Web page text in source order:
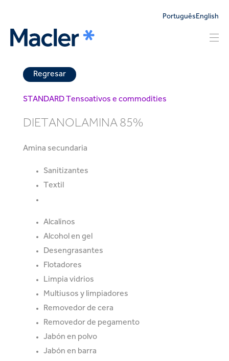
Português English
Regresar
STANDARD Tensoativos e commodities
DIETANOLAMINA 85%
Amina secundaria
Sanitizantes
Textil
Alcalinos
Alcohol en gel
Desengrasantes
Flotadores
Limpia vidrios
Multiusos y limpiadores
Removedor de cera
Removedor de pegamento
Jabón en polvo
Jabón en barra